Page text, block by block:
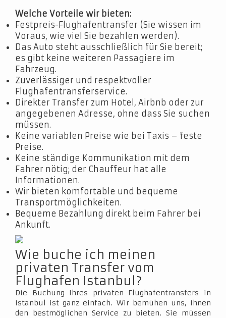
Welche Vorteile wir bieten:
Festpreis-Flughafentransfer (Sie wissen im
Voraus, wie viel Sie bezahlen werden).
Das Auto steht ausschließlich für Sie bereit;
es gibt keine weiteren Passagiere im
Fahrzeug.
Zuverlässiger und respektvoller
Flughafentransferservice.
Direkter Transfer zum Hotel, Airbnb oder zur
angegebenen Adresse, ohne dass Sie suchen
müssen.
Keine variablen Preise wie bei Taxis – feste
Preise.
Keine ständige Kommunikation mit dem
Fahrer nötig; der Chauffeur hat alle
Informationen.
Wir bieten komfortable und bequeme
Transportmöglichkeiten.
Bequeme Bezahlung direkt beim Fahrer bei
Ankunft.
Wie buche ich meinen
privaten Transfer vom
Flughafen Istanbul?
Die Buchung Ihres privaten Flughafentransfers in
Istanbul ist ganz einfach. Wir bemühen uns, Ihnen
den bestmöglichen Service zu bieten. Sie müssen